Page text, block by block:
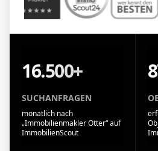
16.500+
SUCHANFRAGEN
monatlich nach
„Immobilienmakler Otter“ auf
ImmobilienScout